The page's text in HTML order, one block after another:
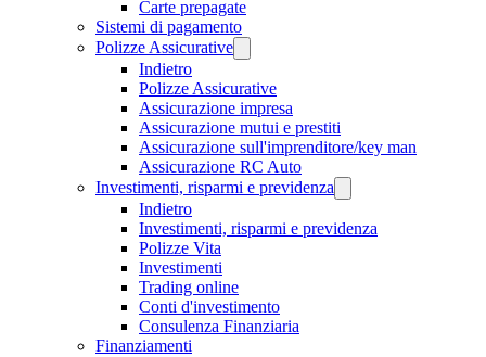
Carte prepagate
Sistemi di pagamento
Polizze Assicurative
Indietro
Polizze Assicurative
Assicurazione impresa
Assicurazione mutui e prestiti
Assicurazione sull'imprenditore/key man
Assicurazione RC Auto
Investimenti, risparmi e previdenza
Indietro
Investimenti, risparmi e previdenza
Polizze Vita
Investimenti
Trading online
Conti d'investimento
Consulenza Finanziaria
Finanziamenti